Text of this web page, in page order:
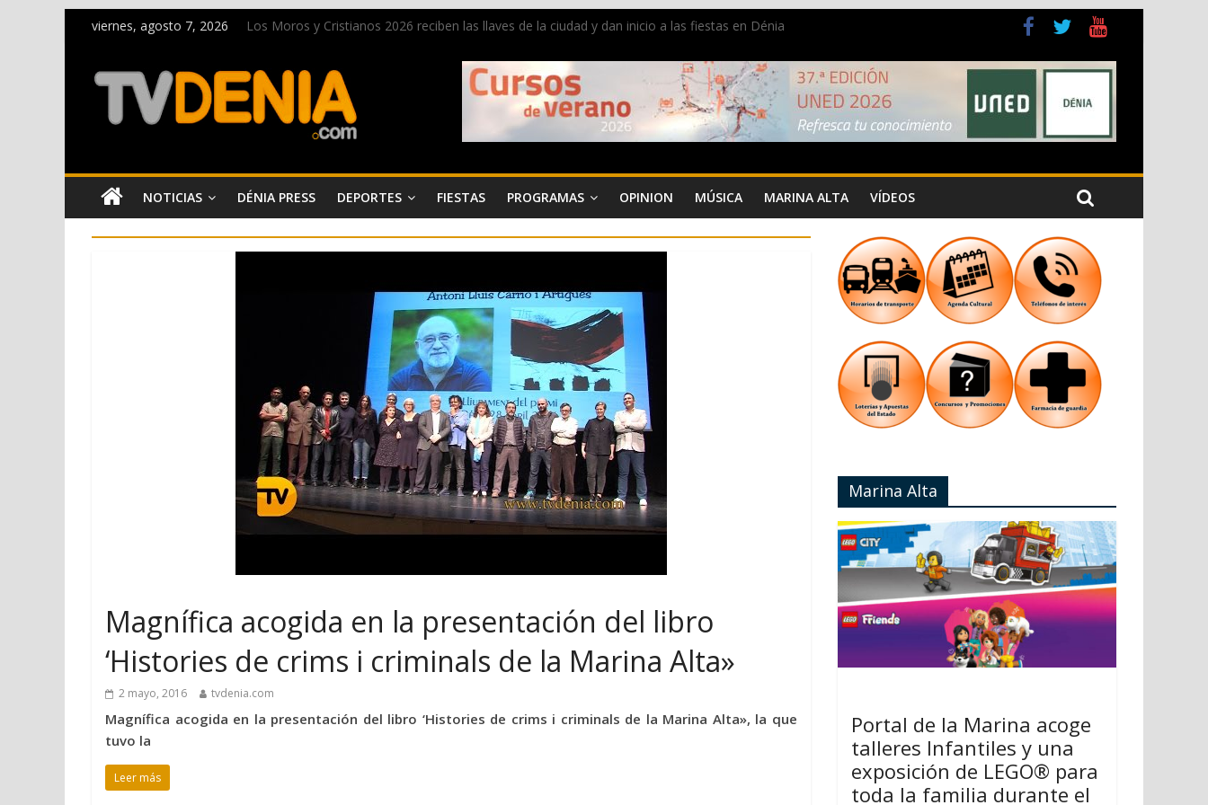
viernes, agosto 7, 2026
Los Moros y Cristianos 2026 reciben las llaves de la ciudad y dan inicio a las fiestas en Dénia
Paco Adsuar dona al Arxiu de Dénia más de 50.000 imágenes de la memoria visual de la ciudad
La Entraeta Festera llena de ambiente la calle Marqués de Campo con la recepción a la Capitanía Cristiana
El XII Festival de Jazz de Dénia reunirá durante agosto a figuras nacionales e internacionales en los Jardins de Torrecremada
NOTICIAS DÉNIA PRESS DEPORTES FIESTAS PROGRAMAS OPINION MÚSICA MARINA ALTA VÍDEOS
Magnífica acogida en la presentación del libro
‘Histories de crims i criminals de la Marina Alta»
2 mayo, 2016 tvdenia.com
Magnífica acogida en la presentación del libro ‘Histories de crims i criminals de la Marina Alta», la que
tuvo la
Leer más
Marina Alta
Portal de la Marina acoge
talleres Infantiles y una
exposición de LEGO® para
toda la familia durante el